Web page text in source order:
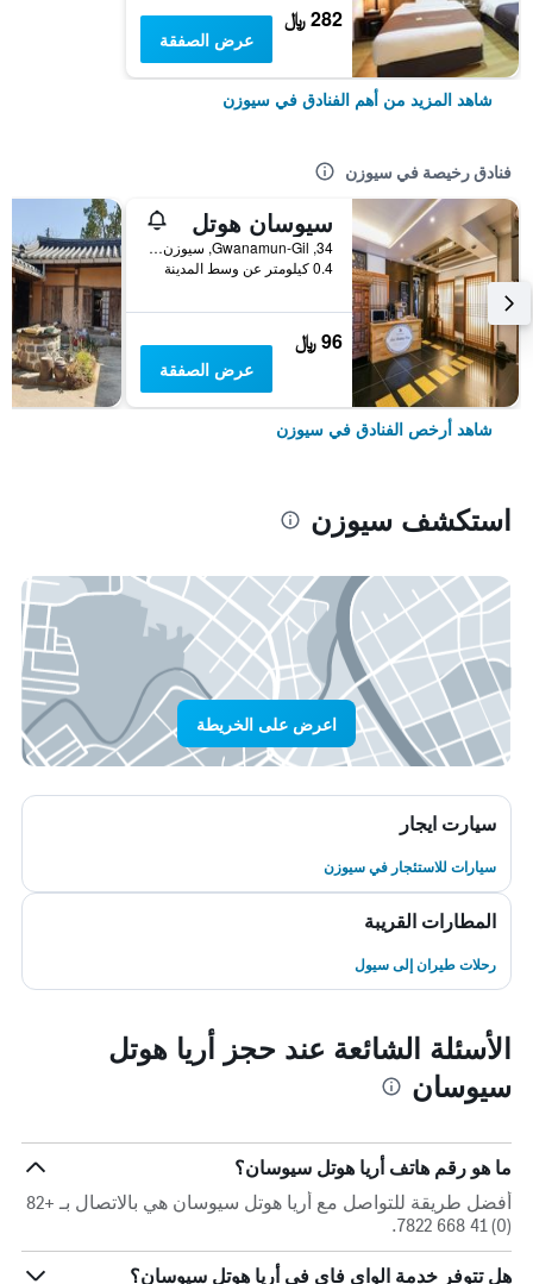
282 ﷼
عرض الصفقة
شاهد المزيد من أهم الفنادق في سيوزن
فنادق رخيصة في سيوزن
سيوسان هوتل
34, Gwanamun-Gil, سيوزن, كوريا الجنوبية
0.4 كيلومتر عن وسط المدينة
96 ﷼
عرض الصفقة
شاهد أرخص الفنادق في سيوزن
استكشف سيوزن
اعرض على الخريطة
سيارت ايجار
سيارات للاستئجار في سيوزن
المطارات القريبة
رحلات طيران إلى سيول
الأسئلة الشائعة عند حجز أريا هوتل
سيوسان
ما هو رقم هاتف أريا هوتل سيوسان؟
أفضل طريقة للتواصل مع أريا هوتل سيوسان هي بالاتصال بـ +82
(0) 41 668 7822.
هل تتوفر خدمة الواي فاي في أريا هوتل سيوسان؟